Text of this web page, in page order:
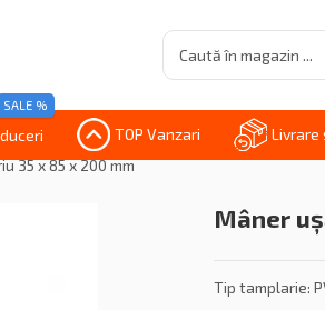
SALE %
TOP Vanzari Livrare
35 x 85 x 200 mm
Mâner
Tip tamplarie: